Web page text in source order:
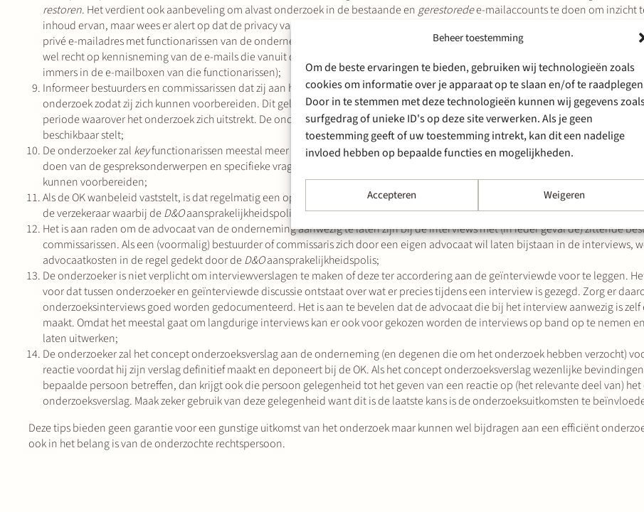
Beheer toestemming
Om de beste ervaringen te bieden, gebruiken wij technologieën zoals
cookies om informatie over je apparaat op te slaan en/of te
Door in te stemmen met deze technologieën kunnen wij gegevens
surfgedrag of unieke ID's op deze site verwerken. Als je geen
toestemming geeft of uw toestemming intrekt, kan dit een nadelige
invloed hebben op bepaalde functies en mogelijkheden.
Accepteren Weigeren
restoren. Het verdient ook aanbeveling om alvast onderzoek in de bestaande en gerestoredee-mailaccounts te doen om inzicht
inhoud ervan, maar wees er alert op dat de privacy van de betrokkenen niet wordt geschonden. Commissarissen zullen in de
privé e-mailadres met functionarissen van de onderneming communiceren. De onderzoeker heeft geen toegang tot die privé
wel recht op kennisneming van de e-mails die vanuit deze accounts met functionarissen van de onderneming zijn gewisseld –
immers in de e-mailboxen van die functionarissen);
Informeer bestuurders en commissarissen dat zij aan het onderzoek moeten meewerken. Het is nuttig hen tebriefenover de
onderzoek zodat zij zich kunnen voorbereiden. Dit geldt ook voor de personen die al zijn vertrokken maar bestuurder of
periode waarover het onderzoek zich uitstrekt. De onderzoeker zal er prijs op stellen als de onderneming de contactgegevens
beschikbaar stelt;
De onderzoeker zal keyfunctionarissen meestal meer dan één keer willen interviewen. Vraag de onderzoeker om zo mogelijk
doen van de gespreksonderwerpen en specifieke vragen die hij wil stellen. Het komt de interviews ten goede als de betrokkenen
kunnen voorbereiden;
Als de OK wanbeleid vaststelt, is dat regelmatig een opstapje naar een aansprakelijkstelling van bestuurders en commissarissen.
de verzekeraar waarbij de D&Oaansprakelijkheidspolis loopt;
Het is aan raden om de advocaat van de onderneming aanwezig te laten zijn bij de interviews met (in ieder geval de) zittende
commissarissen. Als een (voormalig) bestuurder of commissaris zich door een eigen advocaat wil laten bijstaan in de interviews,
advocaatkosten in de regel gedekt door de D&Oaansprakelijkheidspolis;
De onderzoeker is niet verplicht om interviewverslagen te maken of deze ter accordering aan de geïnterviewde voor te leggen.
voor dat tussen onderzoeker en geïnterviewde discussie ontstaat over wat er precies tijdens een interview is gezegd. Zorg er
onderzoeksinterviews goed worden gedocumenteerd. Het is aan te bevelen dat de advocaat die bij het interview aanwezig is zelf
maakt. Omdat het meestal gaat om langdurige interviews kan er ook voor gekozen worden de interviews op band op te nemen
laten uitwerken;
De onderzoeker zal het concept onderzoeksverslag aan de onderneming (en degenen die om het onderzoek hebben verzocht)
reactie voordat hij zijn verslag definitief maakt en deponeert bij de OK. Als het concept onderzoeksverslag wezenlijke
bepaalde persoon betreffen, dan krijgt ook die persoon gelegenheid tot het geven van een reactie op (het relevante deel van)
onderzoeksverslag. Maak zeker gebruik van deze gelegenheid want dit is de laatste kans is de onderzoeksuitkomsten te
Deze tips bieden geen garantie voor een gunstige uitkomst van het onderzoek maar kunnen wel bijdragen aan een efficiënt
ook in het belang is van de onderzochte rechtspersoon.